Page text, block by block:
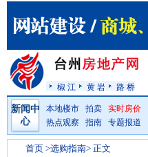
椒 江 黄 岩 路 桥
新闻中
心
本地楼市 拍卖
实时房价
热点观察
指南 专题报道
首页 >选购指南> 正文